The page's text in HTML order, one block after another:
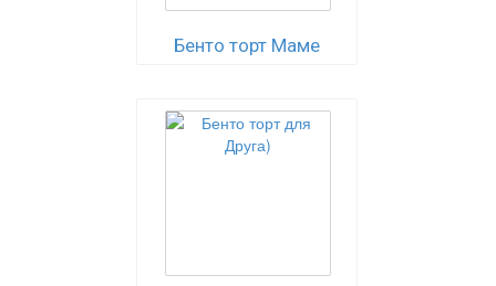
Бенто торт Маме